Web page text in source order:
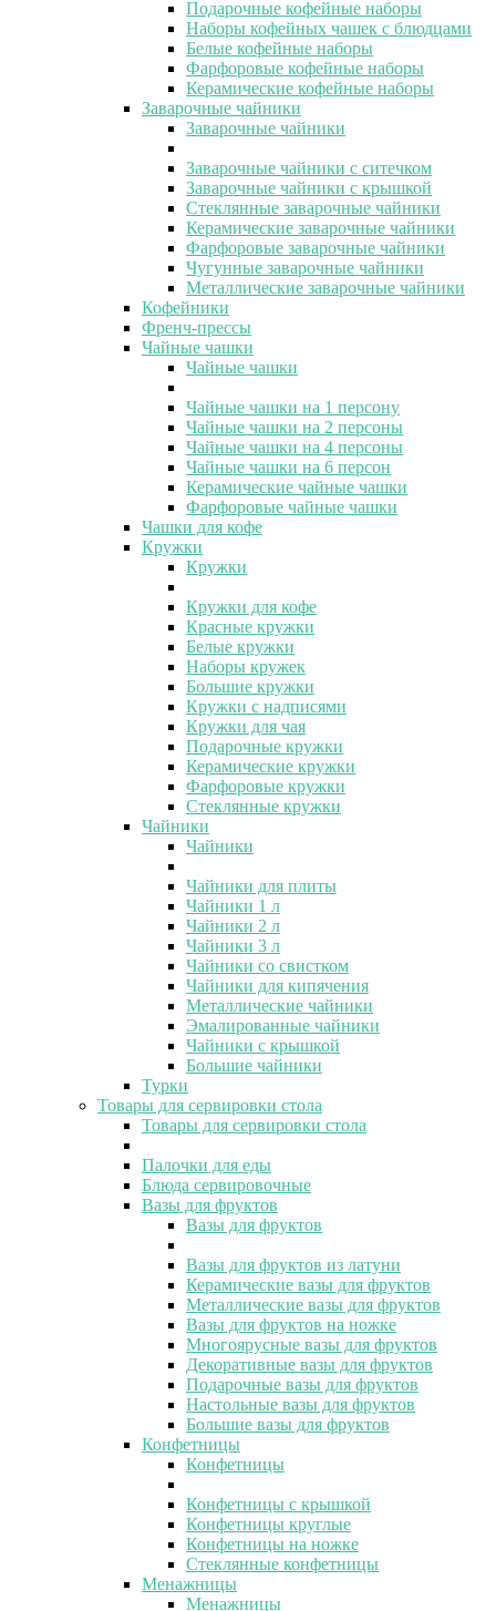
Подарочные кофейные наборы
Наборы кофейных чашек с блюдцами
Белые кофейные наборы
Фарфоровые кофейные наборы
Керамические кофейные наборы
Заварочные чайники
Заварочные чайники
Заварочные чайники с ситечком
Заварочные чайники с крышкой
Стеклянные заварочные чайники
Керамические заварочные чайники
Фарфоровые заварочные чайники
Чугунные заварочные чайники
Металлические заварочные чайники
Кофейники
Френч-прессы
Чайные чашки
Чайные чашки
Чайные чашки на 1 персону
Чайные чашки на 2 персоны
Чайные чашки на 4 персоны
Чайные чашки на 6 персон
Керамические чайные чашки
Фарфоровые чайные чашки
Чашки для кофе
Кружки
Кружки
Кружки для кофе
Красные кружки
Белые кружки
Наборы кружек
Большие кружки
Кружки с надписями
Кружки для чая
Подарочные кружки
Керамические кружки
Фарфоровые кружки
Стеклянные кружки
Чайники
Чайники
Чайники для плиты
Чайники 1 л
Чайники 2 л
Чайники 3 л
Чайники со свистком
Чайники для кипячения
Металлические чайники
Эмалированные чайники
Чайники с крышкой
Большие чайники
Турки
Товары для сервировки стола
Товары для сервировки стола
Палочки для еды
Блюда сервировочные
Вазы для фруктов
Вазы для фруктов
Вазы для фруктов из латуни
Керамические вазы для фруктов
Металлические вазы для фруктов
Вазы для фруктов на ножке
Многоярусные вазы для фруктов
Декоративные вазы для фруктов
Подарочные вазы для фруктов
Настольные вазы для фруктов
Большие вазы для фруктов
Конфетницы
Конфетницы
Конфетницы с крышкой
Конфетницы круглые
Конфетницы на ножке
Стеклянные конфетницы
Менажницы
Менажницы